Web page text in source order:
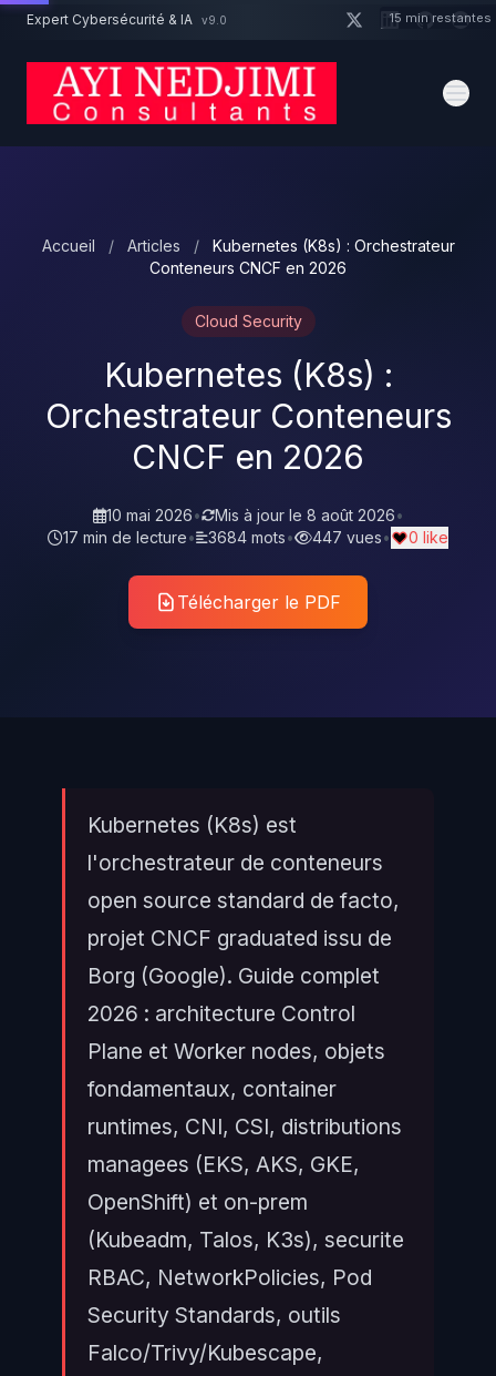
Aller au contenu principal
Expert Cybersécurité & IA v9.0
Accueil / Articles /
Kubernetes (K8s) : Orchestrateur
Conteneurs CNCF en 2026
Cloud Security
Kubernetes (K8s) :
Orchestrateur Conteneurs
CNCF en 2026
10 mai 2026• Mis à jour le 8 août 2026•
17 min de lecture• 3684 mots• 447 vues• 0 like
Télécharger le PDF
Kubernetes (K8s) est
l'orchestrateur de conteneurs
open source standard de facto,
projet CNCF graduated issu de
Borg (Google). Guide complet
2026 : architecture Control
Plane et Worker nodes, objets
fondamentaux, container
runtimes, CNI, CSI, distributions
managees (EKS, AKS, GKE,
OpenShift) et on-prem
(Kubeadm, Talos, K3s), securite
RBAC, NetworkPolicies, Pod
Security Standards, outils
Falco/Trivy/Kubescape,
Un projet cybersécurité ? 15 min restantes